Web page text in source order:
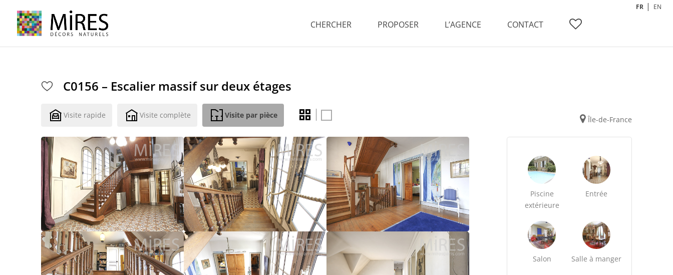
CHERCHER PROPOSER L’AGENCE CONTACT
FR EN
C0156 – Escalier massif sur deux étages
Visite rapide Visite complète Visite par pièce Île-de-France
Piscine
extérieure
Entrée
Salon Salle à manger